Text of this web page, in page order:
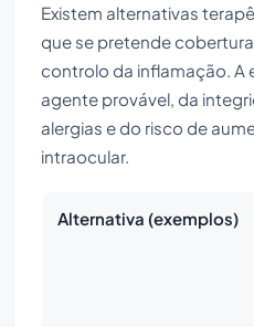
Existem alternativas
que se pretende
controlo da inflamação. A
agente provável, da
alergias e do risco de
intraocular.
Alternativa (exemplos)